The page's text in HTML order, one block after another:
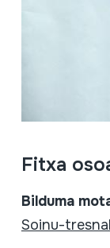
Fitxa
Bilduma
Soinu-